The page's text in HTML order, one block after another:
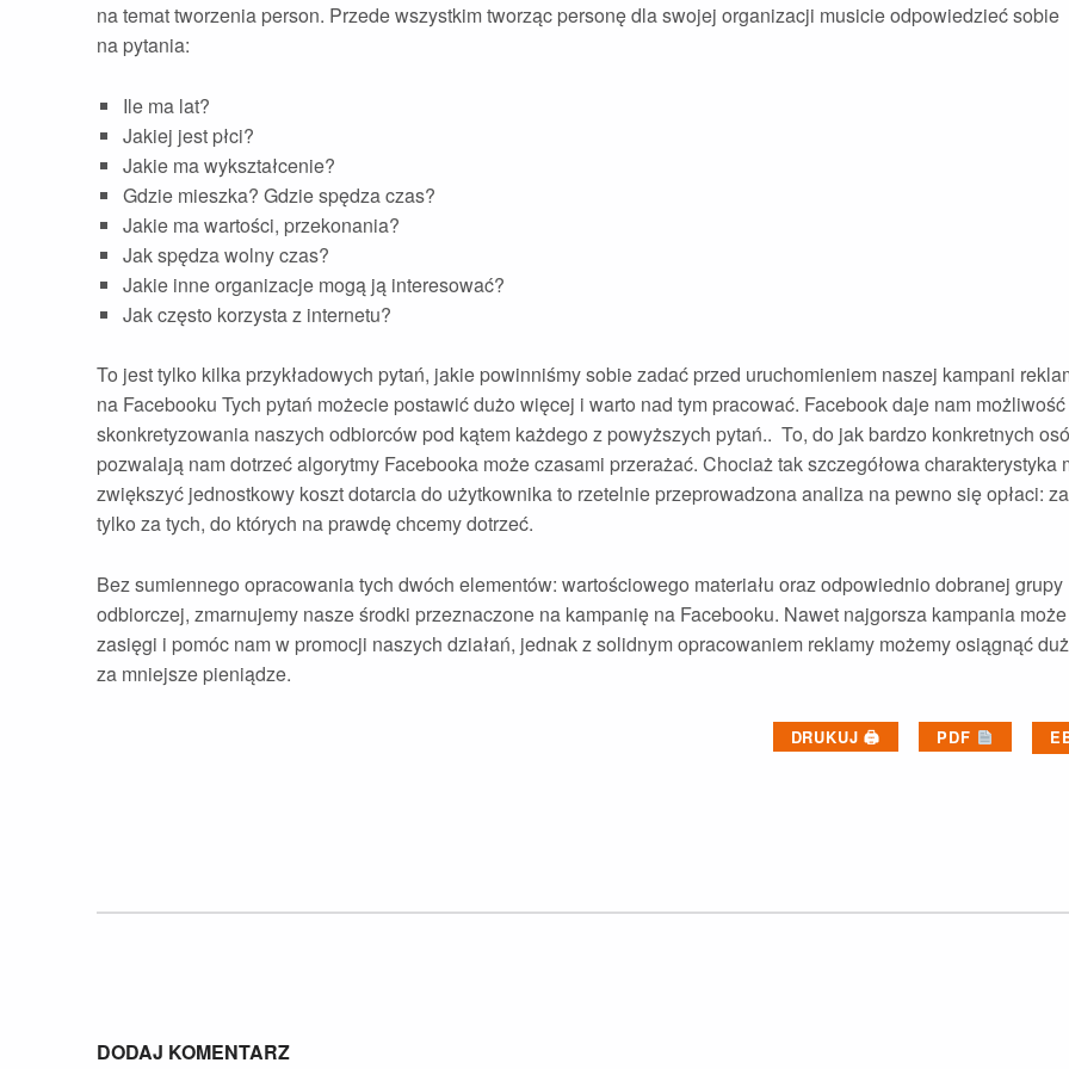
na temat tworzenia person. Przede wszystkim tworząc personę dla swojej organizacji musicie odpowiedzieć sobie
na pytania:
Ile ma lat?
Jakiej jest płci?
Jakie ma wykształcenie?
Gdzie mieszka? Gdzie spędza czas?
Jakie ma wartości, przekonania?
Jak spędza wolny czas?
Jakie inne organizacje mogą ją interesować?
Jak często korzysta z internetu?
To jest tylko kilka przykładowych pytań, jakie powinniśmy sobie zadać przed uruchomieniem naszej kampani
na Facebooku Tych pytań możecie postawić dużo więcej i warto nad tym pracować. Facebook daje nam możliwość
skonkretyzowania naszych odbiorców pod kątem każdego z powyższych pytań.. To, do jak bardzo konkretnych
pozwalają nam dotrzeć algorytmy Facebooka może czasami przerażać. Chociaż tak szczegółowa charakterystyka
zwiększyć jednostkowy koszt dotarcia do użytkownika to rzetelnie przeprowadzona analiza na pewno się opłaci:
tylko za tych, do których na prawdę chcemy dotrzeć.
Bez sumiennego opracowania tych dwóch elementów: wartościowego materiału oraz odpowiednio dobranej grupy
odbiorczej, zmarnujemy nasze środki przeznaczone na kampanię na Facebooku. Nawet najgorsza kampania
zasięgi i pomóc nam w promocji naszych działań, jednak z solidnym opracowaniem reklamy możemy osiągnąć
za mniejsze pieniądze.
DRUKUJ 🖨 PDF
DODAJ KOMENTARZ